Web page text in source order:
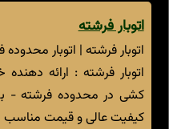
اتوبار فرشته
اتوبار فرشته | اتوبار محدوده فرشته
اتوبار فرشته : ارائه
کشی در محدوده فرشته -
کیفیت عالی و قیمت مناسب